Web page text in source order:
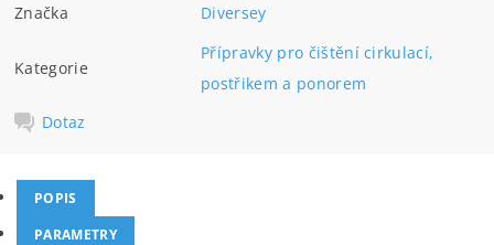
Značka
Diversey
Kategorie
Přípravky pro čištění cirkulací,
postřikem a ponorem
Dotaz
POPIS
PARAMETRY